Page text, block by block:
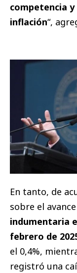
competencia
inflación“,
En tanto, de
sobre el
indumentaria
febrero de
el 0,4%,
registró una